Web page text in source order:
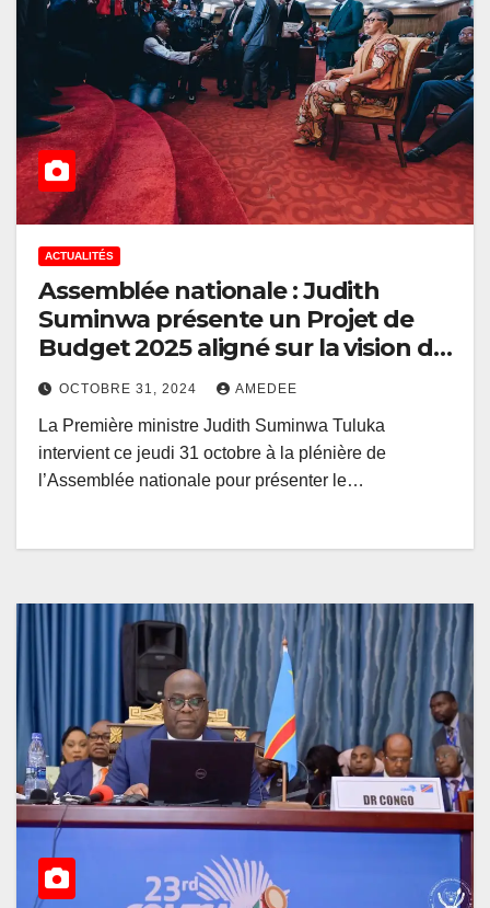
ACTUALITÉS
Assemblée nationale : Judith
Suminwa présente un Projet de
Budget 2025 aligné sur la vision de
Félix Tshisekedi
OCTOBRE 31, 2024 AMEDEE
La Première ministre Judith Suminwa Tuluka
intervient ce jeudi 31 octobre à la plénière de
l’Assemblée nationale pour présenter le…